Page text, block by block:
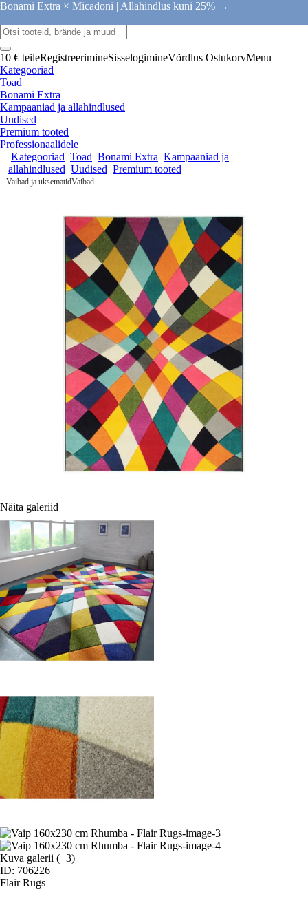
Bonami Extra × Micadoni | Allahindlus kuni 25% →
10 € teileRegistreerimineSisselogimineVõrdlus OstukorvMenu
Kategooriad
Toad
Bonami Extra
Kampaaniad ja allahindlused
Uudised
Premium tooted
Professionaalidele
Kategooriad Toad Bonami Extra Kampaaniad ja
allahindlused Uudised Premium tooted
...Vaibad ja uksematidVaibad
Näita galeriid
Kuva galerii (+3)
ID: 706226
Flair Rugs